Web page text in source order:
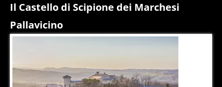
Il Castello di Scipione dei Marchesi
Pallavicino